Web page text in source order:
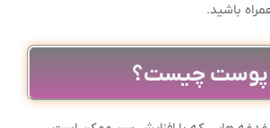
باشید.
پوست چیست؟